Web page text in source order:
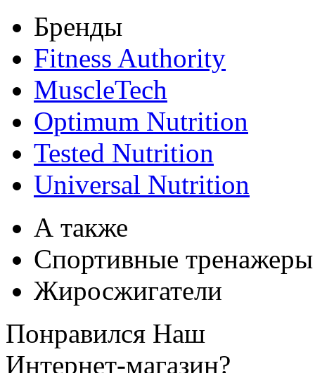
Бренды
Fitness Authority
MuscleTech
Optimum Nutrition
Tested Nutrition
Universal Nutrition
А также
Спортивные тренажеры
Жиросжигатели
Понравился Наш
Интернет-магазин?